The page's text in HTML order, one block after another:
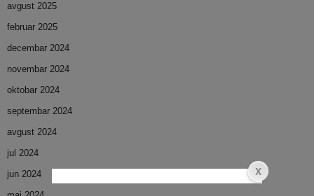
avgust 2025
februar 2025
decembar 2024
novembar 2024
oktobar 2024
septembar 2024
avgust 2024
jul 2024
jun 2024